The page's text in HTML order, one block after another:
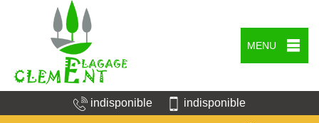
MENU
indisponible indisponible